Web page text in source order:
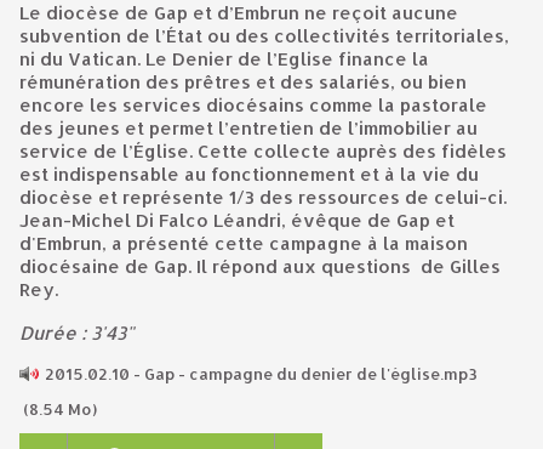
Le diocèse de Gap et d’Embrun ne reçoit aucune
subvention de l’État ou des collectivités territoriales,
ni du Vatican. Le Denier de l’Eglise finance la
rémunération des prêtres et des salariés, ou bien
encore les services diocésains comme la pastorale
des jeunes et permet l’entretien de l’immobilier au
service de l’Église. Cette collecte auprès des fidèles
est indispensable au fonctionnement et à la vie du
diocèse et représente 1/3 des ressources de celui-ci.
Jean-Michel Di Falco Léandri, évêque de Gap et
d'Embrun, a présenté cette campagne à la maison
diocésaine de Gap. Il répond aux questions de Gilles
Rey.
Durée : 3'43"
2015.02.10 - Gap - campagne du denier de l'église.mp3
(8.54 Mo)